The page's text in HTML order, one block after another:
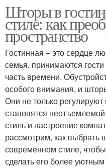
Шторы в
стиле: как
пространство
Гостинная – это сердце
семья, принимаются
часть времени.
особого внимания, и
Они не только регулируют
становятся
стиль и настроение
рассмотрим, как выбрать
современном стиле,
сделать его более